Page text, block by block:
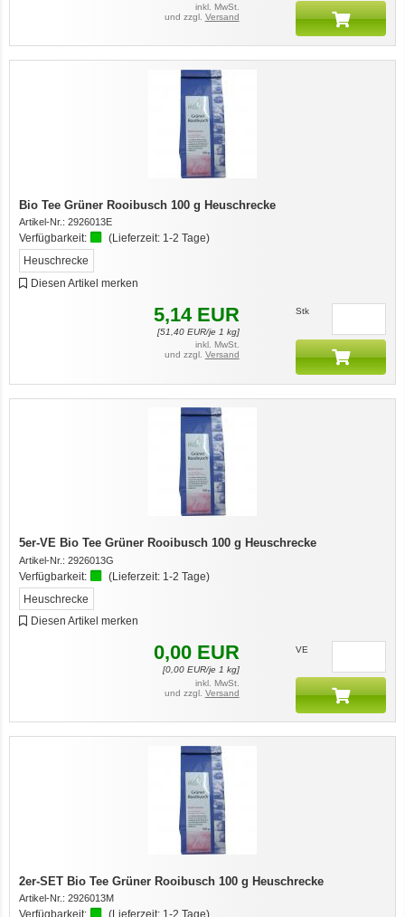
inkl. MwSt.
und zzgl. Versand
Bio Tee Grüner Rooibusch 100 g Heuschrecke
Artikel-Nr.: 2926013E
Verfügbarkeit: (Lieferzeit: 1-2 Tage)
Heuschrecke
Diesen Artikel merken
5,14 EUR
[51,40EUR/je 1 kg]
inkl. MwSt.
und zzgl. Versand
Stk
5er-VE Bio Tee Grüner Rooibusch 100 g Heuschrecke
Artikel-Nr.: 2926013G
Verfügbarkeit: (Lieferzeit: 1-2 Tage)
Heuschrecke
Diesen Artikel merken
0,00 EUR
[0,00EUR/je 1 kg]
inkl. MwSt.
und zzgl. Versand
VE
2er-SET Bio Tee Grüner Rooibusch 100 g Heuschrecke
Artikel-Nr.: 2926013M